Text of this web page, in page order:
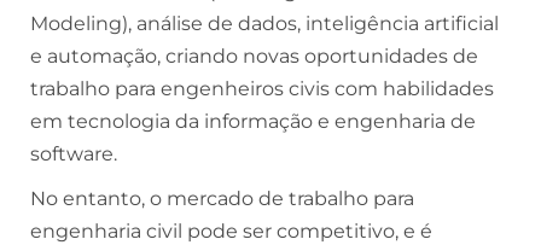
Modeling), análise de dados, inteligência artificial
e automação, criando novas oportunidades de
trabalho para engenheiros civis com habilidades
em tecnologia da informação e engenharia de
software.
No entanto, o mercado de trabalho para
engenharia civil pode ser competitivo, e é